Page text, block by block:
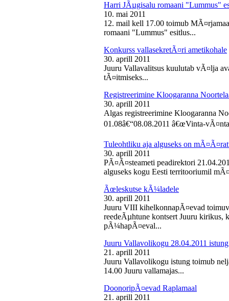
Harri JÃµgisalu romaani "Lummus"
10. mai 2011
12. mail kell 17.00 toimub
romaani "Lummus" esitlus...
Konkurss vallasekretÃ¤ri ametikohale
30. aprill 2011
Juuru Vallavalitsus kuulutab vÃ¤lja
tÃ¤itmiseks...
Registreerimine Kloogaranna
30. aprill 2011
Algas registreerimine Kloogaranna
01.08â€“08.08.2011 â€œVinta-
Tuleohtliku aja alguseks on
30. aprill 2011
PÃ¤Ã¤steameti peadirektori
alguseks kogu Eesti territooriumil
Ãœleskutse kÃ¼ladele
30. aprill 2011
Juuru VIII kihelkonnapÃ¤evad
reedeÃµhtune kontsert Juuru
pÃ¼hapÃ¤eval...
Juuru Vallavolikogu 28.04.2011 istung
21. aprill 2011
Juuru Vallavolikogu istung toimub
14.00 Juuru vallamajas...
DoonoripÃ¤evad Raplamaal
21. aprill 2011